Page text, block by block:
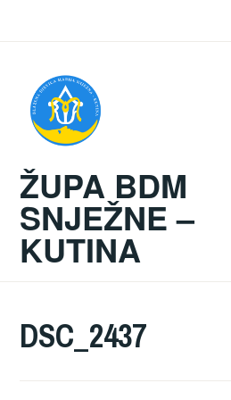
ŽUPA BDM
SNJEŽNE –
KUTINA
DSC_2437